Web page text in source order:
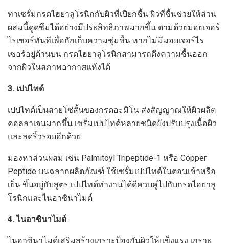
ทาเซรั่มกรดไฮยาลูโรนิกกับผิวที่เปียกชื้น ผิวที่ชื้นช่วยให้ส่วน
ผสมนี้ดูดซึมได้อย่างมีประสิทธิภาพมากขึ้น ตามด้วยมอยเจอร์
ไรเซอร์ทันทีเพื่อกักเก็บความชุ่มชื้น หากไม่มีมอยเจอร์ไร
เซอร์อยู่ด้านบน กรดไฮยาลูโรนิกสามารถดึงความชื้นออก
จากผิวในสภาพอากาศแห้งได้
3. เปปไทด์
เปปไทด์เป็นสายโซ่สั้นของกรดอะมิโน ส่งสัญญาณให้ผิวผลิต
คอลลาเจนมากขึ้น เซรั่มเปปไทด์หลายชนิดยังปรับปรุงเนื้อผิว
และลดริ้วรอยอีกด้วย
มองหาส่วนผสม เช่น Palmitoyl Tripeptide-1 หรือ Copper
Peptide บนฉลากผลิตภัณฑ์ ใช้เซรั่มเปปไทด์ในตอนเช้าหรือ
เย็น ขึ้นอยู่กับสูตร เปปไทด์ทำงานได้ดีควบคู่ไปกับกรดไฮยาลู
โรนิกและไนอาซินาไมด์
4. ไนอาซินาไมด์
ไนอาซินาไมด์เสริมสร้างเกราะป้องกันผิวให้แข็งแรง เกราะ